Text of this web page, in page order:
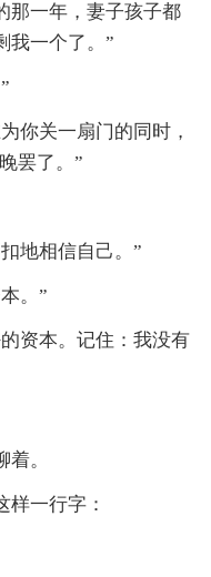
那一年，妻子孩子都
我一个了。”
你关一扇门的同时，
罢了。”
地相信自己。”
。”
资本。记住：我没有
。
样一行字：